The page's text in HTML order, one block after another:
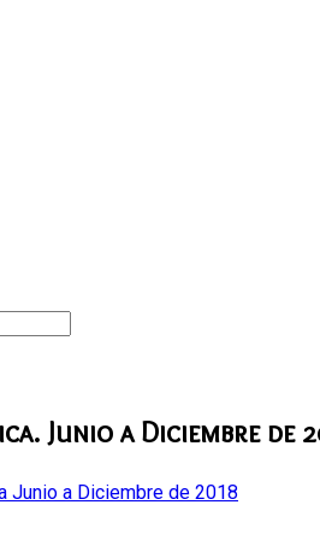
Junio a Diciembre de
Junio a Diciembre de 2018